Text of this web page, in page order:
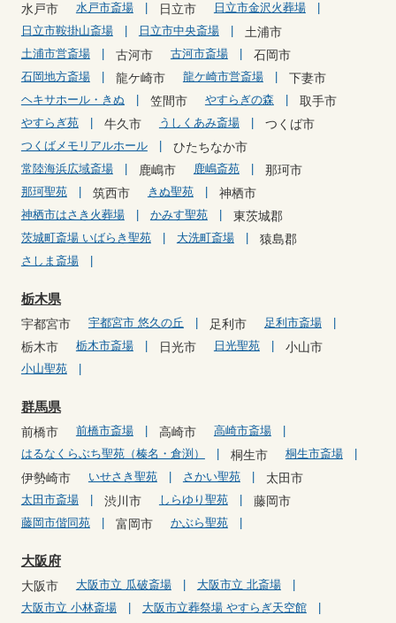
水戸市 水戸市斎場 日立市
日立市金沢火葬場
日立市鞍掛山斎場
日立市中央斎場 土浦市
土浦市営斎場 古河市 古河市斎場 石岡市
石岡地方斎場 龍ケ崎市 龍ケ崎市営斎場 下妻市
ヘキサホール・きぬ 笠間市 やすらぎの森 取手市
やすらぎ苑 牛久市 うしくあみ斎場 つくば市
つくばメモリアルホール ひたちなか市
常陸海浜広域斎場 鹿嶋市 鹿嶋斎苑 那珂市
那珂聖苑 筑西市 きぬ聖苑 神栖市
神栖市はさき火葬場 かみす聖苑 東茨城郡
茨城町斎場 いばらき聖苑 大洗町斎場 猿島郡
さしま斎場
栃木県
宇都宮市 宇都宮市 悠久の丘 足利市 足利市斎場
栃木市 栃木市斎場 日光市 日光聖苑 小山市
小山聖苑
群馬県
前橋市 前橋市斎場 高崎市
高崎市斎場
はるなくらぶち聖苑（榛名・倉渕）
桐生市 桐生市斎場
伊勢崎市 いせさき聖苑 さかい聖苑 太田市
太田市斎場 渋川市 しらゆり聖苑 藤岡市
藤岡市偕同苑 富岡市 かぶら聖苑
大阪府
大阪市 大阪市立 瓜破斎場
大阪市立 北斎場
大阪市立 小林斎場
大阪市立葬祭場 やすらぎ天空館